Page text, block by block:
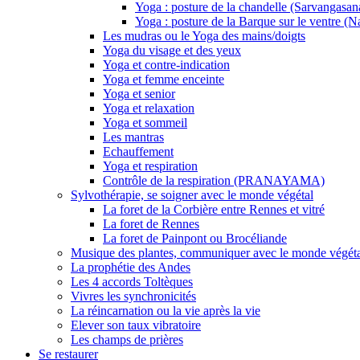
Yoga : posture de la chandelle
Yoga : posture de la Barque sur le ventre
Les mudras ou le Yoga des mains/doigts
Yoga du visage et des yeux
Yoga et contre-indication
Yoga et femme enceinte
Yoga et senior
Yoga et relaxation
Yoga et sommeil
Les mantras
Echauffement
Yoga et respiration
Contrôle de la respiration (PRANAYAMA)
Sylvothérapie, se soigner avec le monde végétal
La foret de la Corbière entre Rennes et vitré
La foret de Rennes
La foret de Painpont ou Brocéliande
Musique des plantes, communiquer avec le monde
La prophétie des Andes
Les 4 accords Toltèques
Vivres les synchronicités
La réincarnation ou la vie après la vie
Elever son taux vibratoire
Les champs de prières
Se restaurer